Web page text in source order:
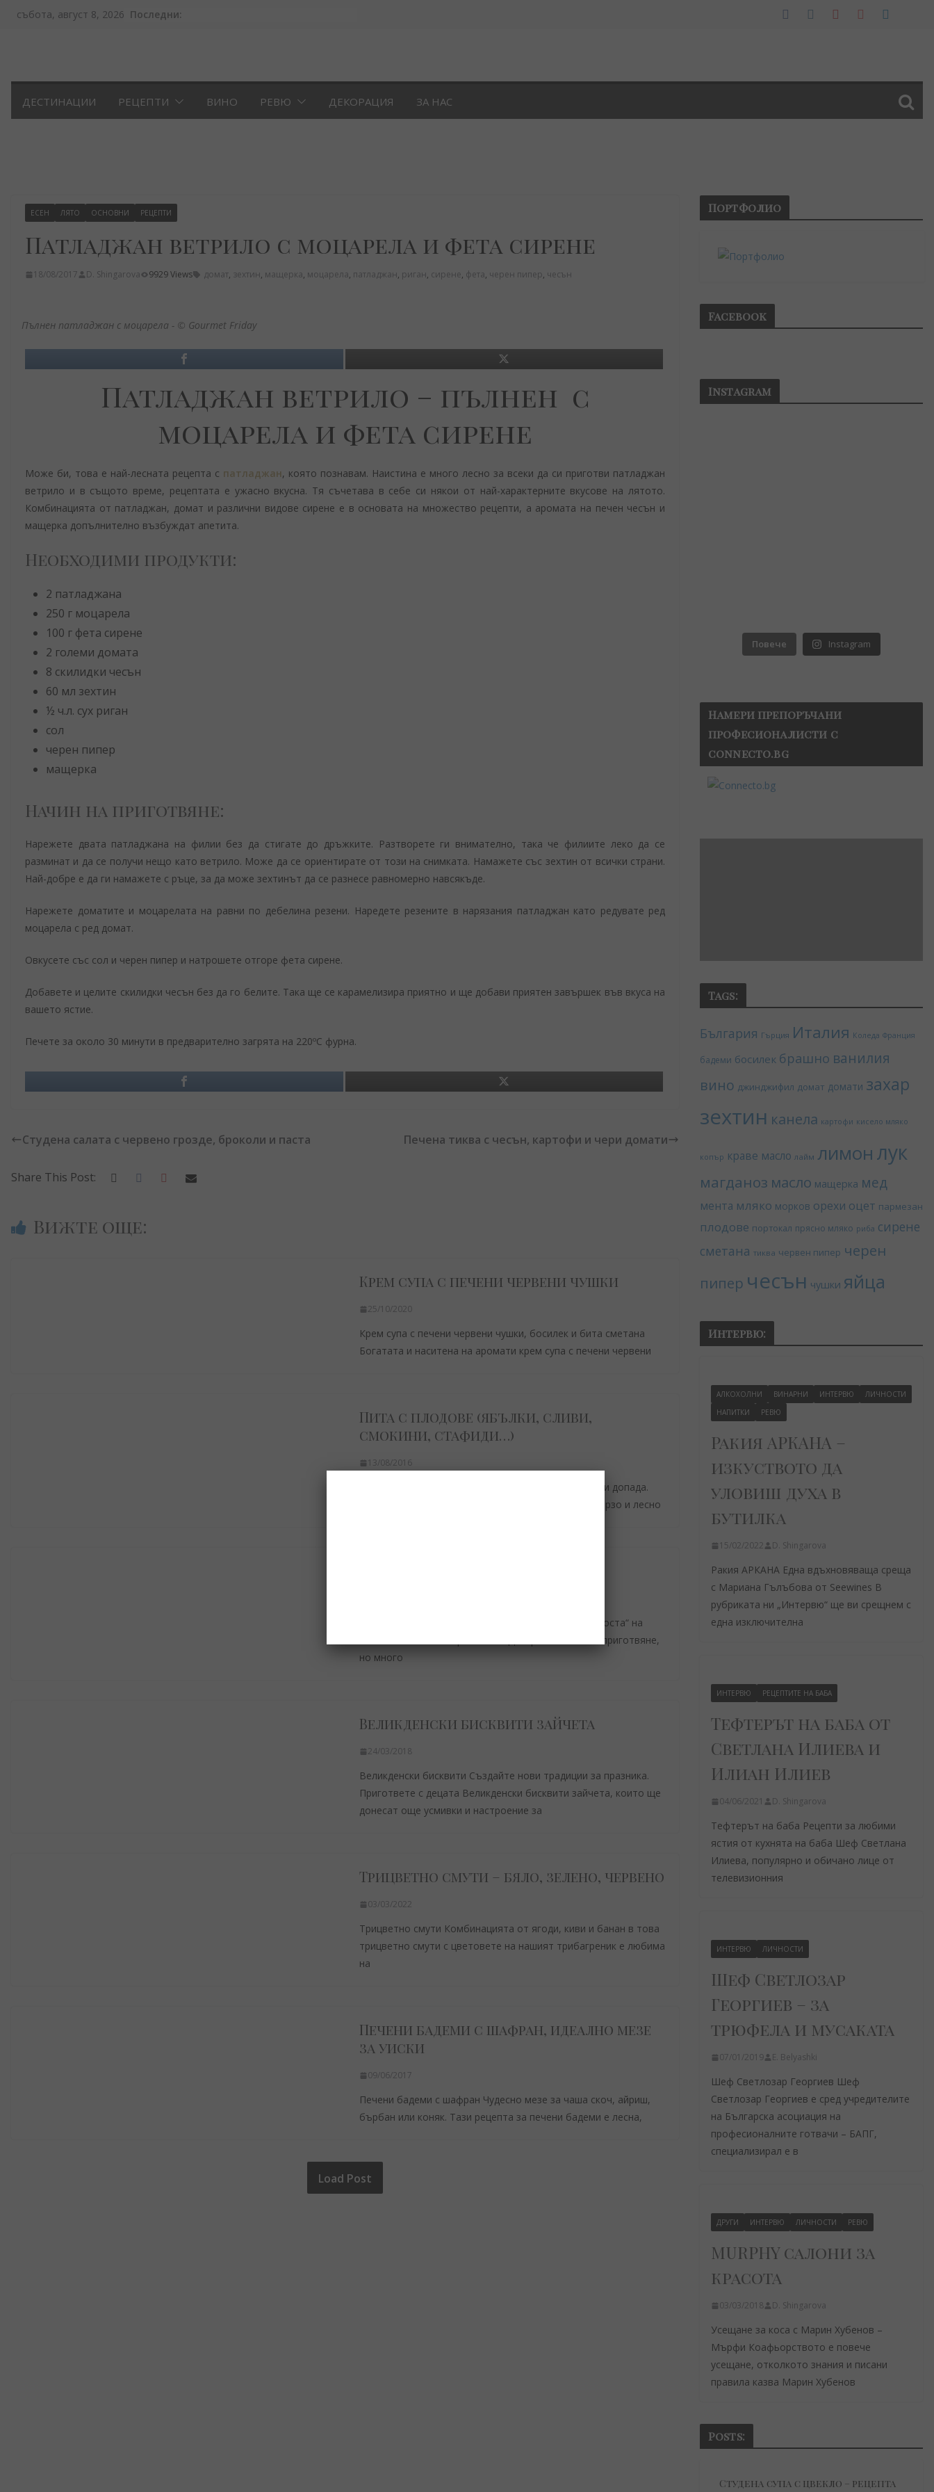
Skipсъбота, август 8, 2026 Последни:
ДЕСТИНАЦИИ РЕЦЕПТИ ВИНО РЕВЮ ДЕКОРАЦИЯ ЗА НАС
ЕСЕН ЛЯТО ОСНОВНИ РЕЦЕПТИ
Патладжан ветрило с моцарела и фета сирене
18/08/2017 D. Shingarova 9929 Views домат, зехтин, мащерка, моцарела, патладжан, риган, сирене, фета, черен пипер, чесън
Пълнен патладжан с моцарела - © Gourmet Friday
Патладжан ветрило – пълнен с
моцарела и фета сирене
Може би, това е най-лесната рецепта с патладжан, която познавам. Наистина е много лесно за всеки да си приготви патладжан
ветрило и в същото време, рецептата е ужасно вкусна. Тя съчетава в себе си някои от най-характерните вкусове на лятото.
Комбинацията от патладжан, домат и различни видове сирене е в основата на множество рецепти, а аромата на печен чесън и
мащерка допълнително възбуждат апетита.
Необходими продукти:
2 патладжана
250 г моцарела
100 г фета сирене
2 големи домата
8 скилидки чесън
60 мл зехтин
½ ч.л. сух риган
сол
черен пипер
мащерка
Начин на приготвяне:
Нарежете двата патладжана на филии без да стигате до дръжките. Разтворете ги внимателно, така че филиите леко да се
разминат и да се получи нещо като ветрило. Може да се ориентирате от този на снимката. Намажете със зехтин от всички страни.
Най-добре е да ги намажете с ръце, за да може зехтинът да се разнесе равномерно навсякъде.
Нарежете доматите и моцарелата на равни по дебелина резени. Наредете резените в нарязания патладжан като редувате ред
моцарела с ред домат.
Овкусете със сол и черен пипер и натрошете отгоре фета сирене.
Добавете и целите скилидки чесън без да го белите. Така ще се карамелизира приятно и ще добави приятен завършек във вкуса на
вашето ястие.
Печете за около 30 минути в предварително загрята на 220ºС фурна.
Студена салата с червено грозде, броколи и паста Печена тиква с чесън, картофи и чери домати
Share This Post:
Вижте още:
Крем супа с печени червени чушки
25/10/2020
Крем супа с печени червени чушки, босилек и бита сметана
Богатата и наситена на аромати крем супа с печени червени
Пита с плодове (ябълки, сливи,
смокини, стафиди…)
13/08/2016
Пита с плодове Концепцията на тази пита много ми допада.
Отлично тесто с любими продукти. Приготвя се бързо и лесно
Тази грис-халва най-често похапваме в таверна „Коста“ на
Скала Рахони на остров Тасос Десерта е лесен за приготвяне,
но много
Великденски бисквити зайчета
24/03/2018
Великденски бисквити Създайте нови традиции за празника.
Пригответе с децата Великденски бисквити зайчета, които ще
донесат още усмивки и настроение за
Трицветно смути – бяло, зелено, червено
03/03/2022
Трицветно смути Комбинацията от ягоди, киви и банан в това
трицветно смути с цветовете на нашият трибагреник е любима
на
Печени бадеми с шафран, идеално мезе
за уиски
09/06/2017
Печени бадеми с шафран Чудесно мезе за чаша скоч, айриш,
бърбан или коняк. Тази рецепта за печени бадеми е лесна,
Load Post
Портфолио
Facebook
Instagram
Повече Instagram
Намери препоръчани
професионалисти с
connecto.bg
Tags:
България Гърция Италия Коледа Франция
бадеми босилек брашно ванилия
вино джинджифил домат домати захар
зехтин канела картофи кисело мляко
копър краве масло лайм лимонлук
магданоз масло мащерка мед
мента мляко морков орехи оцет пармезан
плодове портокал прясно мляко риба сирене
сметана тиква червен пипер черен
пипер чесън чушки яйца
Интервю:
АЛКОХОЛНИ ВИНАРНИ ИНТЕРВЮ
ЛИЧНОСТИ
НАПИТКИ
РЕВЮ
Ракия АРКАНА –
изкуството да
уловиш духа в
бутилка
15/02/2022 D. Shingarova
Ракия АРКАНА Една вдъхновяваща среща
с Мариана Гълъбова от Seewines В
рубриката ни „Интервю“ ще ви срещнем с
една изключителна
ИНТЕРВЮ РЕЦЕПТИТЕ НА БАБА
Тефтерът на баба от
Светлана Илиева и
Илиан Илиев
04/06/2021 D. Shingarova
Тефтерът на баба Рецепти за любими
ястия от кухнята на баба Шеф Светлана
Илиева, популярно и обичано лице от
телевизионния
ИНТЕРВЮ ЛИЧНОСТИ
Шеф Светлозар
Георгиев – за
трюфела и мусаката
07/01/2019 E. Belyashki
Шеф Светлозар Георгиев Шеф
Светлозар Георгиев е сред учредителите
на Българска асоциация на
професионалните готвачи – БАПГ,
специализирал е в
ДРУГИ ИНТЕРВЮ ЛИЧНОСТИ РЕВЮ
MURPHY салони за
красота
03/03/2018 D. Shingarova
Усещане за коса с Марин Хубенов –
Мърфи Коафьорството е повече
усещане, отколкото знания и писани
правила казва Марин Хубенов
Posts:
Студена супа с цвекло – рецепта